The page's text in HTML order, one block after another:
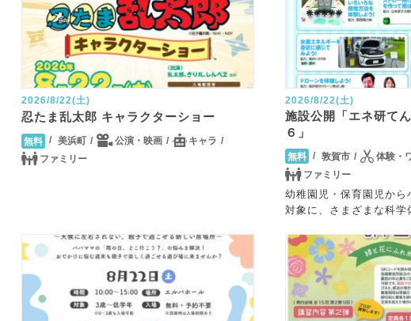
2026/8/22(土)
忍たま乱太郎 キャラクターショー
無料 美浜町 公演・映画
キャラ
ファミリー
2026/8/22(土)
施設公開「エネ研て
６」
無料 敦賀市
体験・
ファミリー
幼稚園児・保育園児から
対象に、さまざまな科学